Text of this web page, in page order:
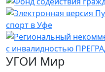
УГОИ Мир